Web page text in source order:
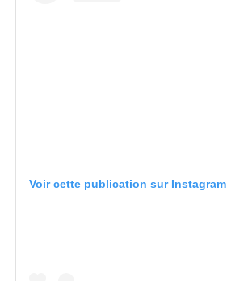
Voir cette publication sur Instagram